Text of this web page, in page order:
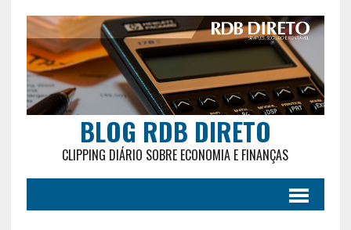
BLOG RDB DIRETO
CLIPPING DIÁRIO SOBRE ECONOMIA E FINANÇAS